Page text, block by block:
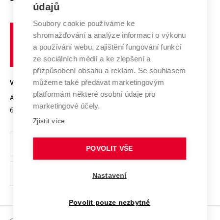
E-přihláška
Systém zajišťování kvality výzkumu
Výzkumné infrastruktury
Transfer znalostí
Open Science
Projekty
Projekty ze strukturálních fondů
Specifický výzkum
Zahraniční spolupráce
Spolupráce se školami
Služby univerzity
Mezinárodní dohody
Univerzitní sítě
Profil univerzity
Udržitelná univerzita
Podnikavá univerzita / ContriBUTe
Bezpečná univerzita
Vyznamenání
Organizační struktura
Ochrana osobních údajů
odkaz)
učení
technické
VYSOKÉ UČENÍ TECHNICKÉ V BRNĚ
Antonínská 548/1
602 00 Brno
www.vut.cz
vut@vutbr.cz
údajů
Soubory cookie používáme ke
shromažďování a analýze informací o výkonu
a používání webu, zajištění fungování funkcí
ze sociálních médií a ke zlepšení a
přizpůsobení obsahu a reklam. Se souhlasem
můžeme také předávat marketingovým
platformám některé osobní údaje pro
marketingové účely.
Zjistit více
POVOLIT VŠE
Nastavení
Povolit pouze nezbytné